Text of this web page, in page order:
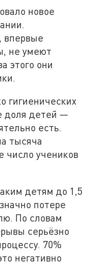
новое
впервые
не умеют
этого они
гигиенических
доля детей —
есть.
тысяча
число учеников
детям до 1,5
потере
По словам
серьёзно
70%
негативно